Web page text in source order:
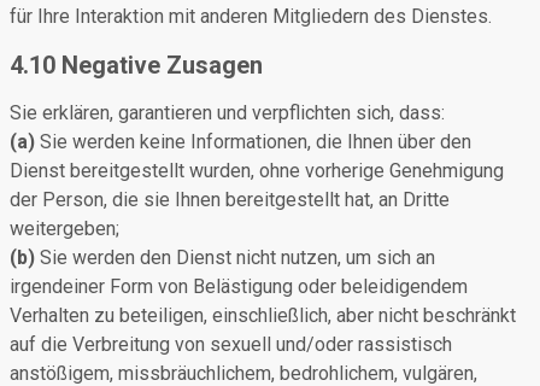
für Ihre Interaktion mit anderen Mitgliedern des Dienstes.
4.10 Negative Zusagen
Sie erklären, garantieren und verpflichten sich, dass:
(a) Sie werden keine Informationen, die Ihnen über den
Dienst bereitgestellt wurden, ohne vorherige Genehmigung
der Person, die sie Ihnen bereitgestellt hat, an Dritte
weitergeben;
(b) Sie werden den Dienst nicht nutzen, um sich an
irgendeiner Form von Belästigung oder beleidigendem
Verhalten zu beteiligen, einschließlich, aber nicht beschränkt
auf die Verbreitung von sexuell und/oder rassistisch
anstößigem, missbräuchlichem, bedrohlichem, vulgären,